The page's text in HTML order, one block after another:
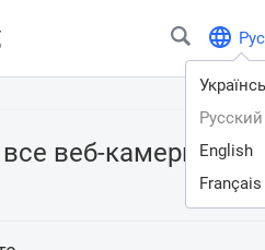
Рус
Русский
English
Français
все веб-камеры